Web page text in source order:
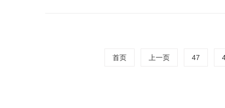
首页 上一页 47